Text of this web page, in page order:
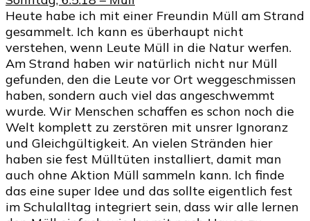
Heute habe ich mit einer Freundin Müll am Strand
gesammelt. Ich kann es überhaupt nicht
verstehen, wenn Leute Müll in die Natur werfen.
Am Strand haben wir natürlich nicht nur Müll
gefunden, den die Leute vor Ort weggeschmissen
haben, sondern auch viel das angeschwemmt
wurde. Wir Menschen schaffen es schon noch die
Welt komplett zu zerstören mit unsrer Ignoranz
und Gleichgültigkeit. An vielen Stränden hier
haben sie fest Mülltüten installiert, damit man
auch ohne Aktion Müll sammeln kann. Ich finde
das eine super Idee und das sollte eigentlich fest
im Schulalltag integriert sein, dass wir alle lernen